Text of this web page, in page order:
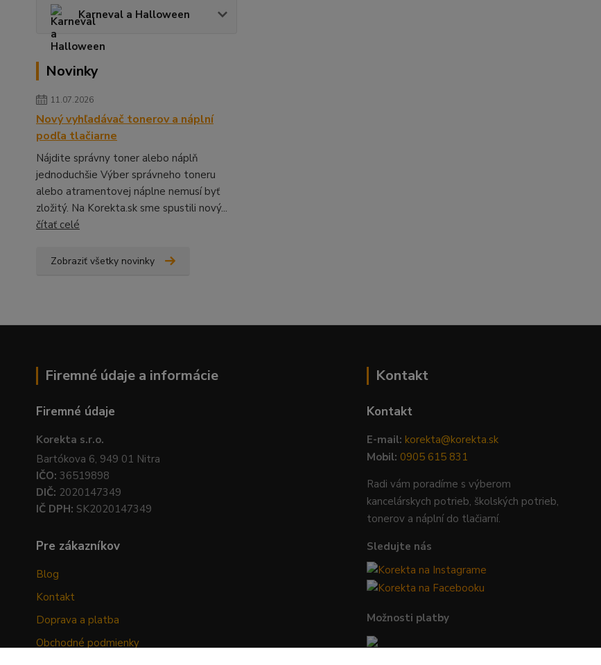
Karneval a Halloween
Novinky
11.07.2026
Nový vyhľadávač tonerov a náplní
podľa tlačiarne
Nájdite správny toner alebo náplň
jednoduchšie Výber správneho toneru
alebo atramentovej náplne nemusí byť
zložitý. Na Korekta.sk sme spustili nový...
čítať celé
Zobraziť všetky novinky
Firemné údaje a informácie
Firemné údaje
Korekta s.r.o.
Bartókova 6, 949 01 Nitra
IČO: 36519898
DIČ: 2020147349
IČ DPH: SK2020147349
Pre zákazníkov
Blog
Kontakt
Doprava a platba
Obchodné podmienky
Kontakt
Kontakt
E-mail: korekta@korekta.sk
Mobil: 0905 615 831
Radi vám poradíme s výberom
kancelárskych potrieb, školských potrieb,
tonerov a náplní do tlačiarní.
Sledujte nás
Možnosti platby